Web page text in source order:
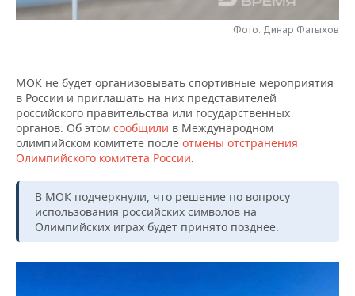
ВОЛЕЙБОЛ
КИБЕРСПОРТ
ВОДНЫЕ ВИДЫ СПОРТА
ХОККЕЙ С МЯЧОМ
ИСТОРИЯ
КУЛЬТУРА
ОБРАЗОВАНИЕ
ПРОИСШЕСТВИЯ
СПИСОК ПЕРСОН
СПИСОК КОМПАНИЙ
ПОЛНАЯ ВЕРСИЯ
Фото: Динар Фатыхов
МОК не будет организовывать спортивные мероприятия
в России и приглашать на них представителей
российского правительства или государственных
органов. Об этом сообщили в Международном
олимпийском комитете после отмены отстранения
Олимпийского комитета России.
В МОК подчеркнули, что решение по вопросу
использования российских символов на
Олимпийских играх будет принято позднее.